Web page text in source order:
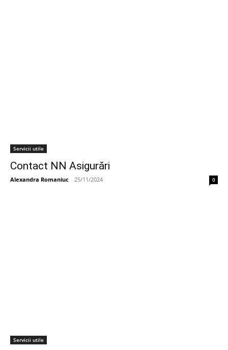
Servicii utile
Contact NN Asigurări
Alexandra Romaniuc - 25/11/2024 0
Servicii utile